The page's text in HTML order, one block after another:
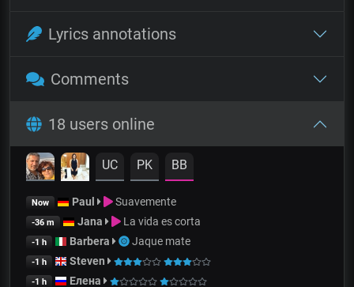
Lyrics annotations
Comments
18 users online
UC PK BB
Now Paul Suavemente
-36 m Jana La vida es corta
-1 h Barbera Jaque mate
-1 h Steven
-1 h Елена